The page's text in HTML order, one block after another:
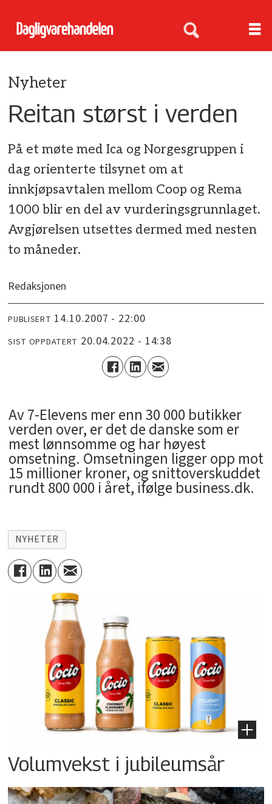
Nyheter
Reitan størst i verden
På et møte med Ica og Norgesgruppen i
dag orienterte tilsynet om at
innkjøpsavtalen mellom Coop og Rema
1000 blir en del av vurderingsgrunnlaget.
Avgjørelsen utsettes dermed med nesten
to måneder.
Redaksjonen
PUBLISERT 14.10.2007 - 22:00
SIST OPPDATERT 20.04.2022 - 14:38
Av 7-Elevens mer enn 30 000 butikker
verden over, er det de danske som er
mest lønnsomme og har høyest
omsetning. Omsetningen ligger opp mot
15 millioner kroner, og snittoverskuddet
rundt 800 000 i året, ifølge business.dk.
NYHETER
Volumvekst i jubileumsår